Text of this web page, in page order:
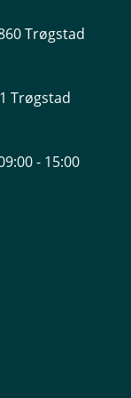
på våre nettsider.
finner du her.
Trøgstad
Trøgstad
- 15:00